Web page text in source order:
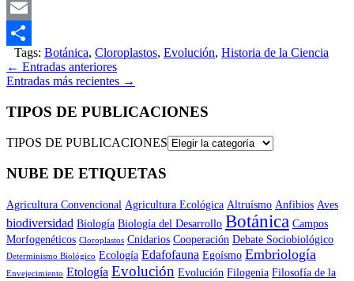
Mastodon
Email
Compartir
Tags: Botánica, Cloroplastos, Evolución, Historia de la Ciencia
← Entradas anteriores
Entradas más recientes →
TIPOS DE PUBLICACIONES
TIPOS DE PUBLICACIONES
NUBE DE ETIQUETAS
Agricultura Convencional Agricultura Ecológica Altruísmo Anfibios Aves
biodiversidad Biología Biología del Desarrollo Botánica Campos
Morfogenéticos Cloroplastos Cnidarios Cooperación Debate Sociobiológico
Determinismo Biológico Ecología Edafofauna Egoísmo Embriología
Envejecimiento Etología Evolución Evolución Filogenia Filosofía de la